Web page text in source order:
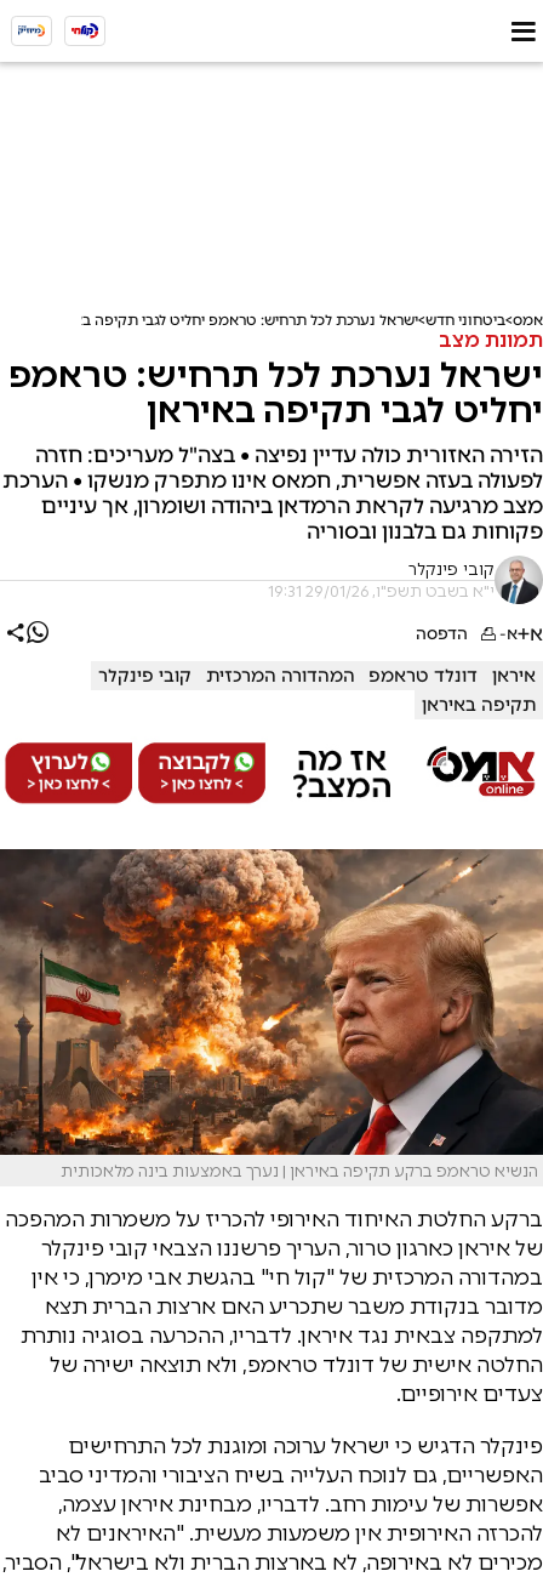
אמס ביטחוני חדש ישראל נערכת לכל תרחיש: טראמפ יחליט לגבי תקיפה באיראן
תמונת מצב
ישראל נערכת לכל תרחיש: טראמפ
יחליט לגבי תקיפה באיראן
הזירה האזורית כולה עדיין נפיצה • בצה"ל מעריכים: חזרה
לפעולה בעזה אפשרית, חמאס אינו מתפרק מנשקו • הערכת
מצב מרגיעה לקראת הרמדאן ביהודה ושומרון, אך עיניים
פקוחות גם בלבנון ובסוריה
קובי פינקלר
י"א בשבט תשפ"ו, 29/01/26 19:31
א+א- הדפסה
איראן דונלד טראמפ המהדורה המרכזית
קובי פינקלר
תקיפה באיראן
הנשיא טראמפ ברקע תקיפה באיראן | נערך באמצעות בינה מלאכותית
ברקע החלטת האיחוד האירופי להכריז על משמרות המהפכה
של איראן כארגון טרור, העריך פרשננו הצבאי קובי פינקלר
במהדורה המרכזית של "קול חי" בהגשת אבי מימרן, כי אין
מדובר בנקודת משבר שתכריע האם ארצות הברית תצא
למתקפה צבאית נגד איראן. לדבריו, ההכרעה בסוגיה נותרת
החלטה אישית של דונלד טראמפ, ולא תוצאה ישירה של
צעדים אירופיים.
פינקלר הדגיש כי ישראל ערוכה ומוגנת לכל התרחישים
האפשריים, גם לנוכח העלייה בשיח הציבורי והמדיני סביב
אפשרות של עימות רחב. לדבריו, מבחינת איראן עצמה,
להכרזה האירופית אין משמעות מעשית. "האיראנים לא
מכירים לא באירופה, לא בארצות הברית ולא בישראל", הסביר,